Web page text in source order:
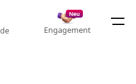
Neu
Engagement